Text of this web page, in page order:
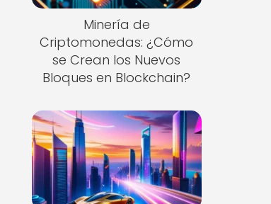
Minería de
Criptomonedas: ¿Cómo
se Crean los Nuevos
Bloques en Blockchain?